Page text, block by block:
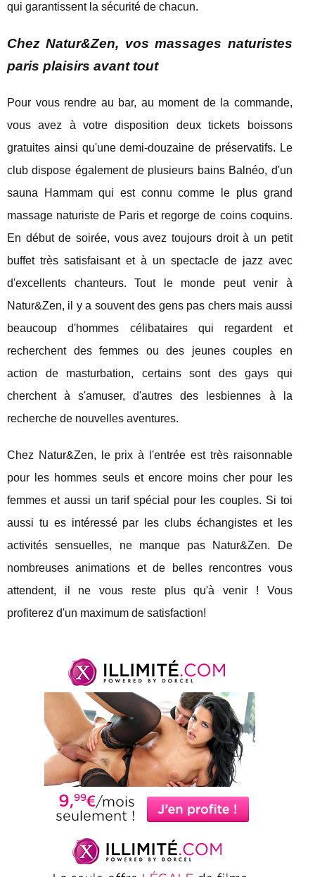
qui garantissent la sécurité de chacun.
Chez Natur&Zen, vos massages naturistes
paris plaisirs avant tout
Pour vous rendre au bar, au moment de la commande,
vous avez à votre disposition deux tickets boissons
gratuites ainsi qu'une demi-douzaine de préservatifs. Le
club dispose également de plusieurs bains Balnéo, d'un
sauna Hammam qui est connu comme le plus grand
massage naturiste de Paris et regorge de coins coquins.
En début de soirée, vous avez toujours droit à un petit
buffet très satisfaisant et à un spectacle de jazz avec
d'excellents chanteurs. Tout le monde peut venir à
Natur&Zen, il y a souvent des gens pas chers mais aussi
beaucoup d'hommes célibataires qui regardent et
recherchent des femmes ou des jeunes couples en
action de masturbation, certains sont des gays qui
cherchent à s'amuser, d'autres des lesbiennes à la
recherche de nouvelles aventures.
Chez Natur&Zen, le prix à l'entrée est très raisonnable
pour les hommes seuls et encore moins cher pour les
femmes et aussi un tarif spécial pour les couples. Si toi
aussi tu es intéressé par les clubs échangistes et les
activités sensuelles, ne manque pas Natur&Zen. De
nombreuses animations et de belles rencontres vous
attendent, il ne vous reste plus qu'à venir ! Vous
profiterez d'un maximum de satisfaction!